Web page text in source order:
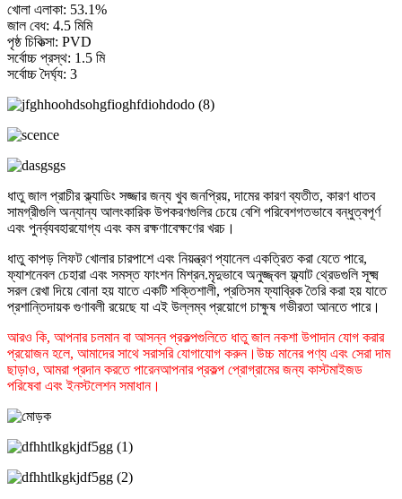
খোলা এলাকা: 53.1%
জাল বেধ: 4.5 মিমি
পৃষ্ঠ চিকিত্সা: PVD
সর্বোচ্চ প্রস্থ: 1.5 মি
সর্বোচ্চ দৈর্ঘ্য: 3
ধাতু জাল প্রাচীর ক্ল্যাডিং সজ্জার জন্য খুব জনপ্রিয়, দামের কারণ ব্যতীত, কারণ ধাতব
সামগ্রীগুলি অন্যান্য আলংকারিক উপকরণগুলির চেয়ে বেশি পরিবেশগতভাবে বন্ধুত্বপূর্ণ
এবং পুনর্ব্যবহারযোগ্য এবং কম রক্ষণাবেক্ষণের খরচ।
ধাতু কাপড় লিফট খোলার চারপাশে এবং নিয়ন্ত্রণ প্যানেল একত্রিত করা যেতে পারে,
ফ্যাশনেবল চেহারা এবং সমস্ত ফাংশন মিশ্রন.মৃদুভাবে অনুজ্জ্বল ফ্ল্যাট থ্রেডগুলি সূক্ষ্ম
সরল রেখা দিয়ে বোনা হয় যাতে একটি শক্তিশালী, প্রতিসম ফ্যাব্রিক তৈরি করা হয় যাতে
প্রশান্তিদায়ক গুণাবলী রয়েছে যা এই উল্লম্ব প্রয়োগে চাক্ষুষ গভীরতা আনতে পারে।
আরও কি, আপনার চলমান বা আসন্ন প্রকল্পগুলিতে ধাতু জাল নকশা উপাদান যোগ করার
প্রয়োজন হলে, আমাদের সাথে সরাসরি যোগাযোগ করুন।উচ্চ মানের পণ্য এবং সেরা দাম
ছাড়াও, আমরা প্রদান করতে পারেনআপনার প্রকল্প প্রোগ্রামের জন্য কাস্টমাইজড
পরিষেবা এবং ইনস্টলেশন সমাধান।